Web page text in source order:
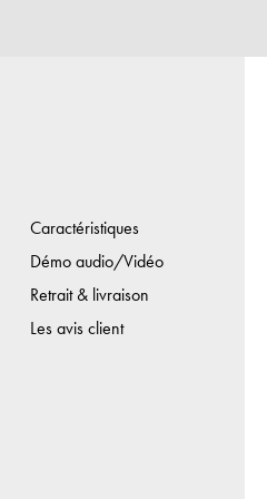
Caractéristiques
Démo audio/Vidéo
Retrait & livraison
Les avis client